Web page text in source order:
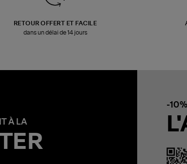
RETOUR OFFERT ET FACILE
dans un délai de 14 jours
À LA
-